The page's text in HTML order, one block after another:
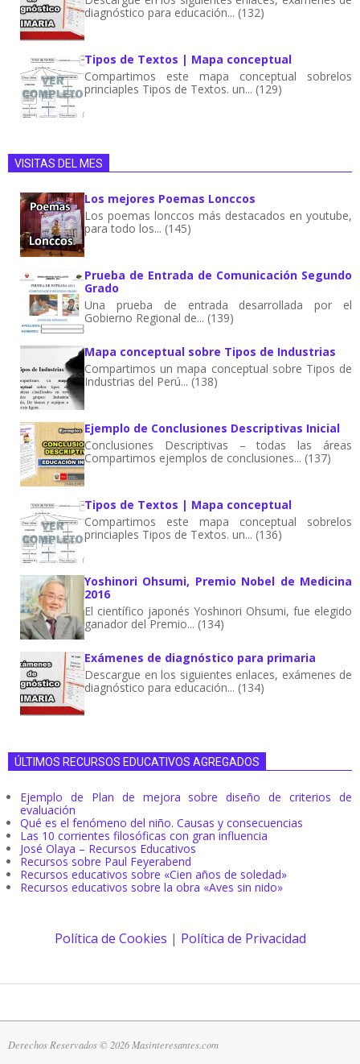
diagnóstico para educación... (132)
Tipos de Textos | Mapa conceptual
Compartimos este mapa conceptual sobrelos
princiaples Tipos de Textos. un... (129)
VISITAS DEL MES
Los mejores Poemas Lonccos
Los poemas lonccos más destacados en youtube,
para todo los... (145)
Prueba de Entrada de Comunicación Segundo
Grado
Una prueba de entrada desarrollada por el
Gobierno Regional de... (139)
Mapa conceptual sobre Tipos de Industrias
Compartimos un mapa conceptual sobre Tipos de
Industrias del Perú... (138)
Ejemplo de Conclusiones Descriptivas Inicial
Conclusiones Descriptivas – todas las áreas
Compartimos ejemplos de conclusiones... (137)
Tipos de Textos | Mapa conceptual
Compartimos este mapa conceptual sobrelos
princiaples Tipos de Textos. un... (136)
Yoshinori Ohsumi, Premio Nobel de Medicina
2016
El científico japonés Yoshinori Ohsumi, fue elegido
ganador del Premio... (134)
Exámenes de diagnóstico para primaria
Descargue en los siguientes enlaces, exámenes de
diagnóstico para educación... (134)
ÚLTIMOS RECURSOS EDUCATIVOS AGREGADOS
Ejemplo de Plan de mejora sobre diseño de criterios de
evaluación
Qué es el fenómeno del niño. Causas y consecuencias
Las 10 corrientes filosóficas con gran influencia
José Olaya – Recursos Educativos
Recursos sobre Paul Feyerabend
Recursos educativos sobre «Cien años de soledad»
Recursos educativos sobre la obra «Aves sin nido»
Política de Cookies | Política de Privacidad
Derechos Reservados © 2026 Masinteresantes.com